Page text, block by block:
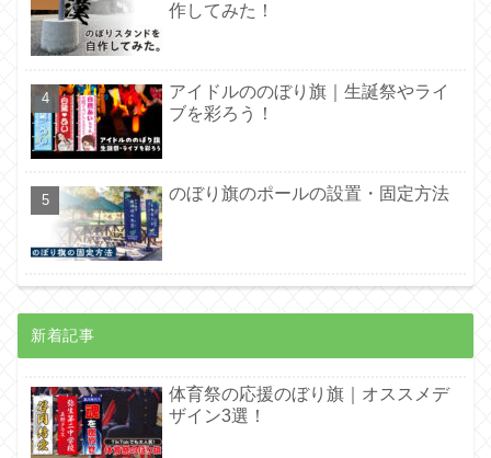
作してみた！
アイドルののぼり旗｜生誕祭やライ
ブを彩ろう！
のぼり旗のポールの設置・固定方法
新着記事
体育祭の応援のぼり旗｜オススメデ
ザイン3選！